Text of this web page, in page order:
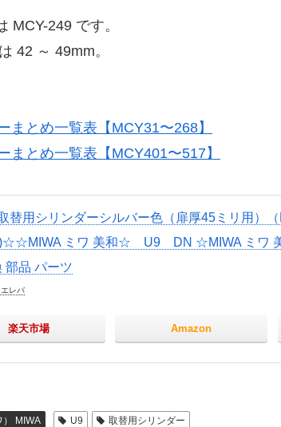
MCY-249 です。
42 ～ 49mm。
まとめ一覧表【MCY31〜268】
まとめ一覧表【MCY401〜517】
用シリンダーシルバー色（扉厚45ミリ用）
ミワ 美和☆ U9 DN ☆MIWA ミワ
部品 パーツ
エレバ
楽天市場 Amazon
） MIWA U9 取替用シリンダー